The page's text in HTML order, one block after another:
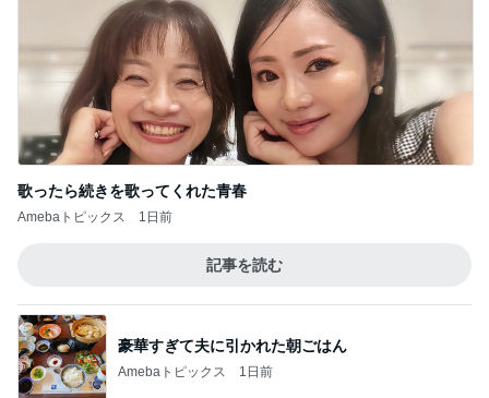
歌ったら続きを歌ってくれた青春
Amebaトピックス 1日前
記事を読む
豪華すぎて夫に引かれた朝ごはん
Amebaトピックス 1日前